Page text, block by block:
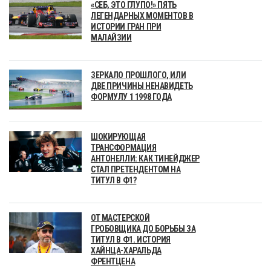
«СЕБ, ЭТО ГЛУПО!» ПЯТЬ
ЛЕГЕНДАРНЫХ МОМЕНТОВ В
ИСТОРИИ ГРАН ПРИ
МАЛАЙЗИИ
ЗЕРКАЛО ПРОШЛОГО, ИЛИ
ДВЕ ПРИЧИНЫ НЕНАВИДЕТЬ
ФОРМУЛУ 1 1998 ГОДА
ШОКИРУЮЩАЯ
ТРАНСФОРМАЦИЯ
АНТОНЕЛЛИ: КАК ТИНЕЙДЖЕР
СТАЛ ПРЕТЕНДЕНТОМ НА
ТИТУЛ В Ф1?
ОТ МАСТЕРСКОЙ
ГРОБОВЩИКА ДО БОРЬБЫ ЗА
ТИТУЛ В Ф1. ИСТОРИЯ
ХАЙНЦА-ХАРАЛЬДА
ФРЕНТЦЕНА